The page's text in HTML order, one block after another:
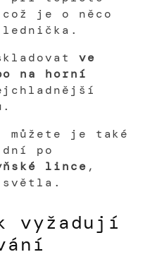
je o něco
ve
na horní
můžete je také
po
lince ,
světla.
vyžadují